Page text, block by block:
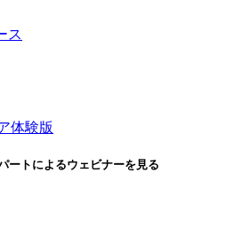
ス
体験版
ートによるウェビナーを見る